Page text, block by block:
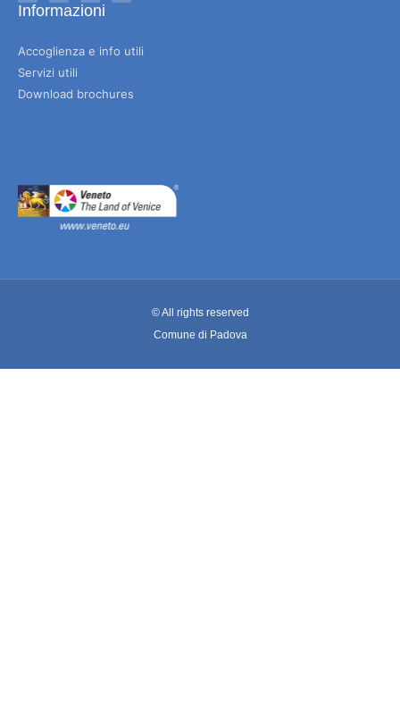
Informazioni
Accoglienza e info utili
Servizi utili
Download brochures
© All rights reserved
Comune di Padova